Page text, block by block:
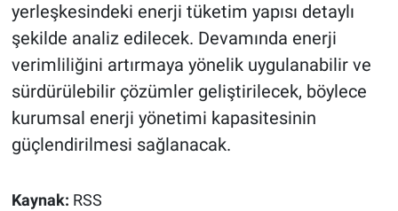
yerleşkesindeki enerji tüketim yapısı detaylı
şekilde analiz edilecek. Devamında enerji
verimliliğini artırmaya yönelik uygulanabilir ve
sürdürülebilir çözümler geliştirilecek, böylece
kurumsal enerji yönetimi kapasitesinin
güçlendirilmesi sağlanacak.
Kaynak: RSS